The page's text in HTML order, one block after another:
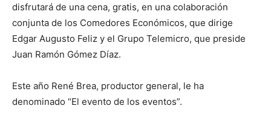
disfrutará de una cena, gratis, en una colaboración
conjunta de los Comedores Económicos, que dirige
Edgar Augusto Feliz y el Grupo Telemicro, que preside
Juan Ramón Gómez Díaz.
Este año René Brea, productor general, le ha
denominado “El evento de los eventos”.